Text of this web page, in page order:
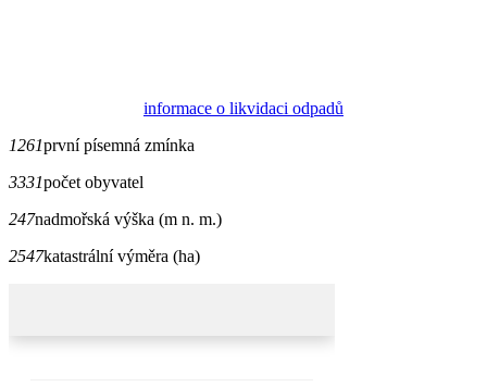
informace o likvidaci odpadů
1261první písemná zmínka
3331počet obyvatel
247nadmořská výška (m n. m.)
2547katastrální výměra (ha)